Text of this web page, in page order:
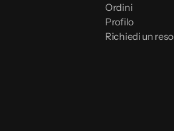
Ordini
Profilo
Richiedi un reso